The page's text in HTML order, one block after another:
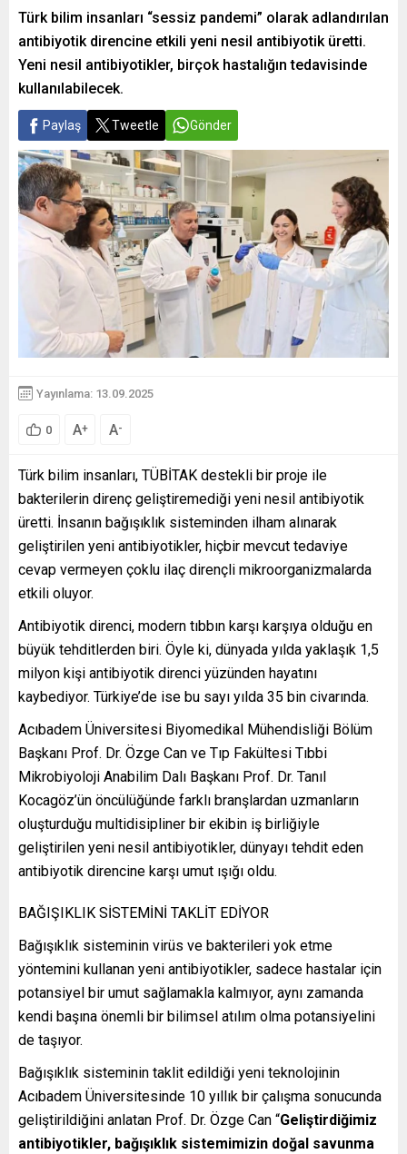
Türk bilim insanları “sessiz pandemi” olarak adlandırılan
antibiyotik direncine etkili yeni nesil antibiyotik üretti.
Yeni nesil antibiyotikler, birçok hastalığın tedavisinde
kullanılabilecek.
Paylaş Tweetle Gönder
Yayınlama: 13.09.2025
0 A+ A-
Türk bilim insanları, TÜBİTAK destekli bir proje ile
bakterilerin direnç geliştiremediği yeni nesil antibiyotik
üretti. İnsanın bağışıklık sisteminden ilham alınarak
geliştirilen yeni antibiyotikler, hiçbir mevcut tedaviye
cevap vermeyen çoklu ilaç dirençli mikroorganizmalarda
etkili oluyor.
Antibiyotik direnci, modern tıbbın karşı karşıya olduğu en
büyük tehditlerden biri. Öyle ki, dünyada yılda yaklaşık 1,5
milyon kişi antibiyotik direnci yüzünden hayatını
kaybediyor. Türkiye’de ise bu sayı yılda 35 bin civarında.
Acıbadem Üniversitesi Biyomedikal Mühendisliği Bölüm
Başkanı Prof. Dr. Özge Can ve Tıp Fakültesi Tıbbi
Mikrobiyoloji Anabilim Dalı Başkanı Prof. Dr. Tanıl
Kocagöz’ün öncülüğünde farklı branşlardan uzmanların
oluşturduğu multidisipliner bir ekibin iş birliğiyle
geliştirilen yeni nesil antibiyotikler, dünyayı tehdit eden
antibiyotik direncine karşı umut ışığı oldu.
BAĞIŞIKLIK SİSTEMİNİ TAKLİT EDİYOR
Bağışıklık sisteminin virüs ve bakterileri yok etme
yöntemini kullanan yeni antibiyotikler, sadece hastalar için
potansiyel bir umut sağlamakla kalmıyor, aynı zamanda
kendi başına önemli bir bilimsel atılım olma potansiyelini
de taşıyor.
Bağışıklık sisteminin taklit edildiği yeni teknolojinin
Acıbadem Üniversitesinde 10 yıllık bir çalışma sonucunda
geliştirildiğini anlatan Prof. Dr. Özge Can “Geliştirdiğimiz
antibiyotikler, bağışıklık sistemimizin doğal savunma